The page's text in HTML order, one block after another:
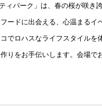
ィパーク」は、春の桜が咲
ードに出会える、心温まるイ
でロハスなライフスタイル
りをお手伝いします。会場で